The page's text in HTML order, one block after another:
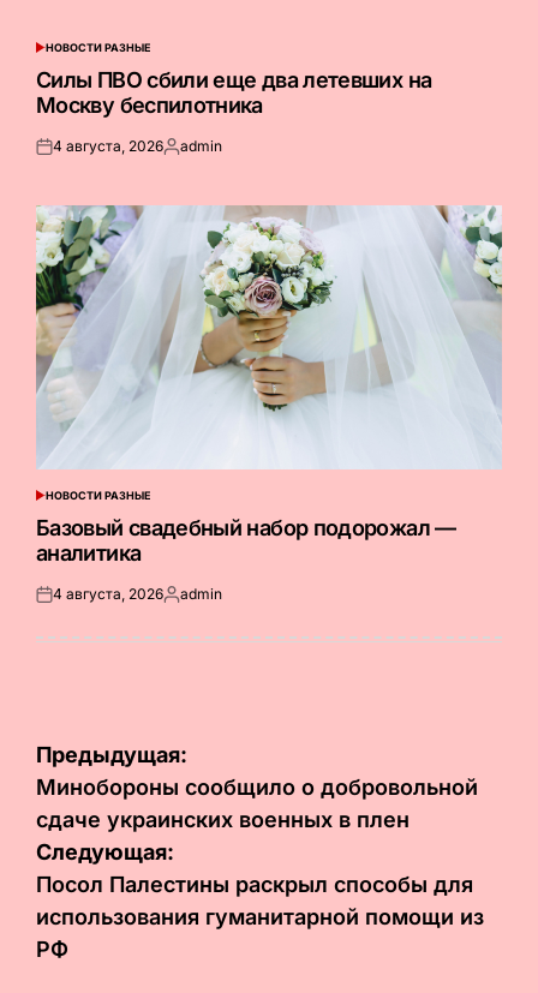
ОПУБЛИКОВАНО
В
НОВОСТИ РАЗНЫЕ
Силы ПВО сбили еще два летевших на
Москву беспилотника
Опубликовано
4 августа, 2026Запись
admin
ОПУБЛИКОВАНО
В
НОВОСТИ РАЗНЫЕ
Базовый свадебный набор подорожал —
аналитика
Опубликовано
4 августа, 2026Запись
admin
Навигация
по
записям
Предыдущая:
Минобороны сообщило о добровольной
сдаче украинских военных в плен
Следующая:
Посол Палестины раскрыл способы для
использования гуманитарной помощи из
РФ